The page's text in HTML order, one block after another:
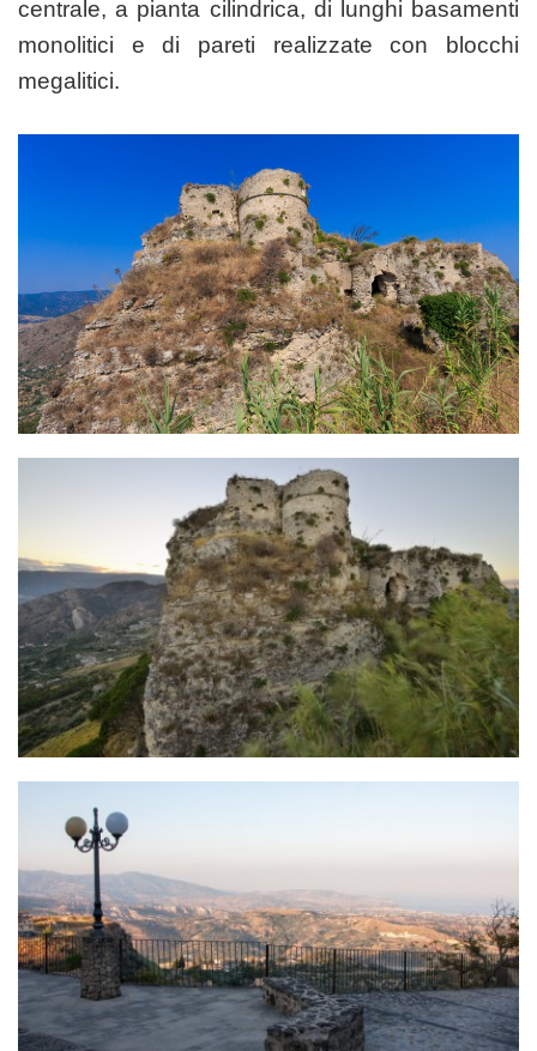
centrale, a pianta cilindrica, di lunghi basamenti
monolitici e di pareti realizzate con blocchi
megalitici.